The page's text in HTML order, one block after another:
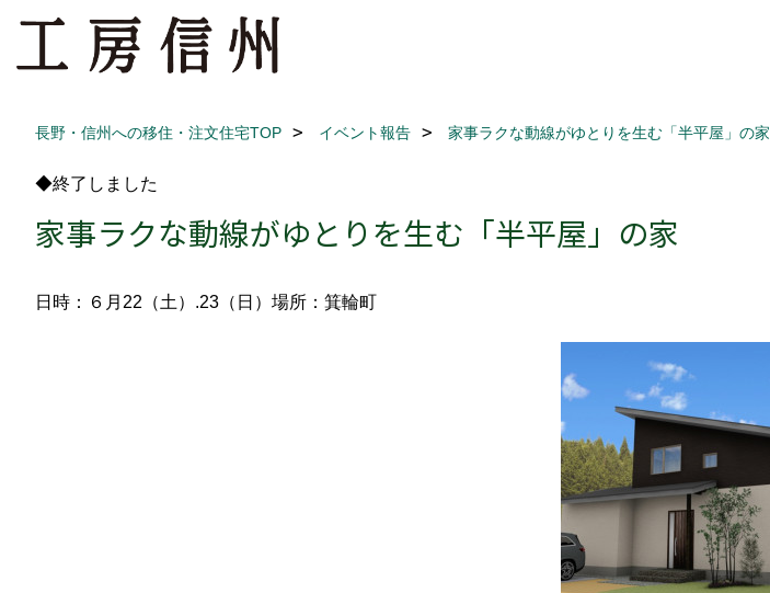
長野・信州への移住・注文住宅TOP イベント報告 家事ラクな動線がゆとりを生む「半平屋」の家
◆終了しました
家事ラクな動線がゆとりを生む「半平屋」の家
日時：６月22（土）.23（日） 場所：箕輪町